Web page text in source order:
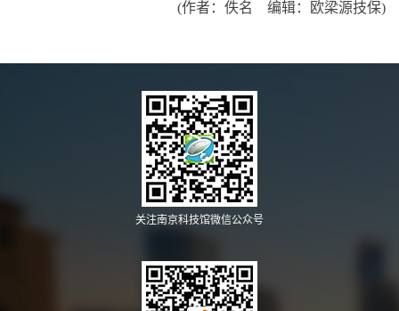
(作者：佚名 编辑：欧梁源技保)
关注南京科技馆微信公众号